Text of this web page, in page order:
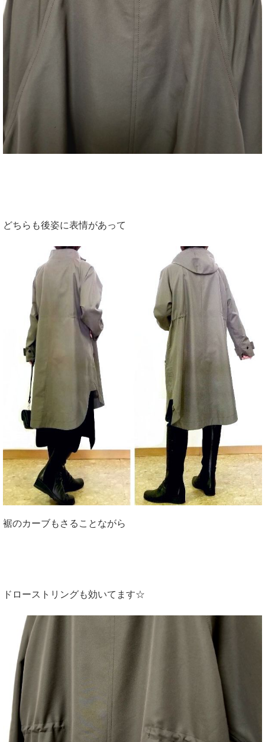
どちらも後姿に表情があって
裾のカーブもさることながら
ドローストリングも効いてます☆